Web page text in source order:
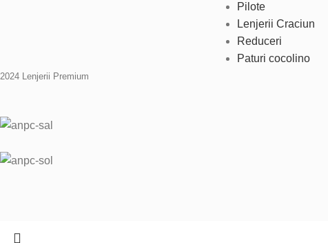
Pilote
Lenjerii Craciun
Reduceri
Paturi cocolino
2024 Lenjerii Premium